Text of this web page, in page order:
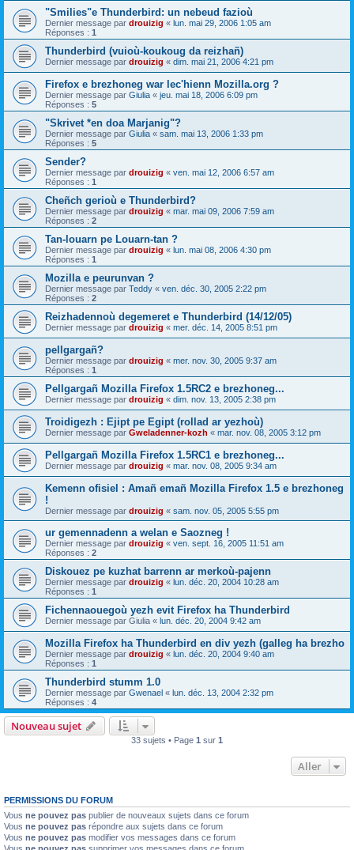
"Smilies"e Thunderbird: un nebeud fazioù
Dernier message par drouizig « lun. mai 29, 2006 1:05 am
Réponses : 1
Thunderbird (vuioù-koukoug da reizhañ)
Dernier message par drouizig « dim. mai 21, 2006 4:21 pm
Firefox e brezhoneg war lec'hienn Mozilla.org ?
Dernier message par Giulia « jeu. mai 18, 2006 6:09 pm
Réponses : 5
"Skrivet *en doa Marjanig"?
Dernier message par Giulia « sam. mai 13, 2006 1:33 pm
Réponses : 5
Sender?
Dernier message par drouizig « ven. mai 12, 2006 6:57 am
Réponses : 1
Cheñch gerioù e Thunderbird?
Dernier message par drouizig « mar. mai 09, 2006 7:59 am
Réponses : 2
Tan-louarn pe Louarn-tan ?
Dernier message par drouizig « lun. mai 08, 2006 4:30 pm
Réponses : 1
Mozilla e peurunvan ?
Dernier message par Teddy « ven. déc. 30, 2005 2:22 pm
Réponses : 2
Reizhadennoù degemeret e Thunderbird (14/12/05)
Dernier message par drouizig « mer. déc. 14, 2005 8:51 pm
pellgargañ?
Dernier message par drouizig « mer. nov. 30, 2005 9:37 am
Réponses : 1
Pellgargañ Mozilla Firefox 1.5RC2 e brezhoneg...
Dernier message par drouizig « dim. nov. 13, 2005 2:38 pm
Troidigezh : Ejipt pe Egipt (rollad ar yezhoù)
Dernier message par Gweladenner-kozh « mar. nov. 08, 2005 3:12 pm
Pellgargañ Mozilla Firefox 1.5RC1 e brezhoneg...
Dernier message par drouizig « mar. nov. 08, 2005 9:34 am
Kemenn ofisiel : Amañ emañ Mozilla Firefox 1.5 e brezhoneg
!
Dernier message par drouizig « sam. nov. 05, 2005 5:55 pm
ur gemennadenn a welan e Saozneg !
Dernier message par drouizig « ven. sept. 16, 2005 11:51 am
Réponses : 2
Diskouez pe kuzhat barrenn ar merkoù-pajenn
Dernier message par drouizig « lun. déc. 20, 2004 10:28 am
Réponses : 1
Fichennaouegoù yezh evit Firefox ha Thunderbird
Dernier message par Giulia « lun. déc. 20, 2004 9:42 am
Mozilla Firefox ha Thunderbird en div yezh (galleg ha brezho
Dernier message par drouizig « lun. déc. 20, 2004 9:40 am
Réponses : 1
Thunderbird stumm 1.0
Dernier message par Gwenael « lun. déc. 13, 2004 2:32 pm
Réponses : 4
Nouveau sujet
33 sujets • Page 1 sur 1
Aller
PERMISSIONS DU FORUM
Vous ne pouvez pas publier de nouveaux sujets dans ce forum
Vous ne pouvez pas répondre aux sujets dans ce forum
Vous ne pouvez pas modifier vos messages dans ce forum